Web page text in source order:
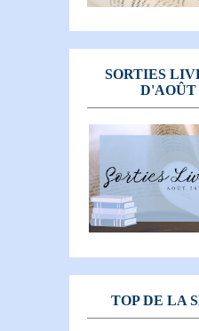
SORTIES
D'AOÛT
TOP DE LA